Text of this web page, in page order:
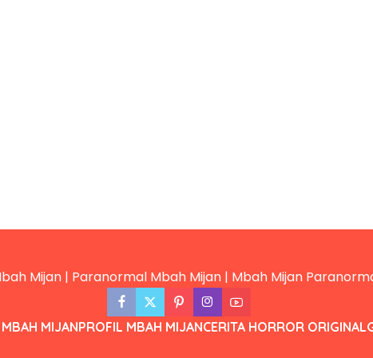
MIJANPROFIL MBAH MIJANCERITA HORROR ORIGINAL